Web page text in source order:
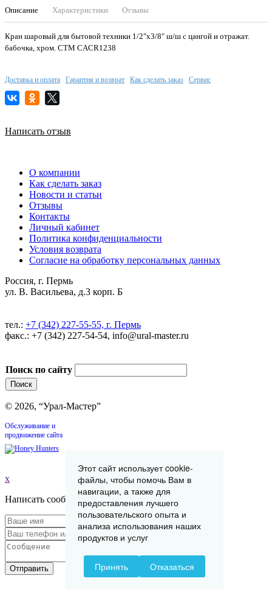
Описание Характеристики Отзывы
Кран шаровый для бытовой техники 1/2"х3/8" ш/ш с цангой и отражат.
бабочка, хром. CTM CACR1238
Доставка и оплата Гарантия и возврат Как сделать заказ Сервис
Написать отзыв
О компании
Как сделать заказ
Новости и статьи
Отзывы
Контакты
Личный кабинет
Политика конфиденциальности
Условия возврата
Согласие на обработку персональных данных
Россия, г. Пермь
ул. В. Васильева, д.3 корп. Б
тел.: +7 (342) 227-55-55, г. Пермь
факс.: +7 (342) 227-54-54, info@ural-master.ru
Поиск по сайту
© 2026, “Урал-Мастер”
Обслуживание и
продвижение сайта
x
Написать сообщение
Отправить
Этот сайт использует cookie-
файлы, чтобы помочь Вам в
навигации, а также для
предоставления лучшего
пользовательского опыта и
анализа использования наших
продуктов и услуг
Принять Отказаться